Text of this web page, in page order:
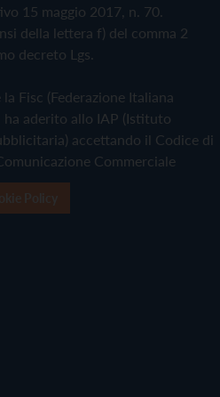
15 maggio 2017, n. 70.
della lettera f) del comma 2
decreto Lgs.
Fisc (Federazione Italiana
aderito allo IAP (Istituto
accettando il Codice di
Commerciale